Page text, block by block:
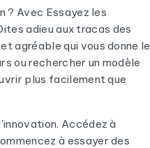
? Avec Essayez les
adieu aux tracas des
agréable qui vous donne le
ou rechercher un modèle
plus facilement que
Accédez à
à essayer des